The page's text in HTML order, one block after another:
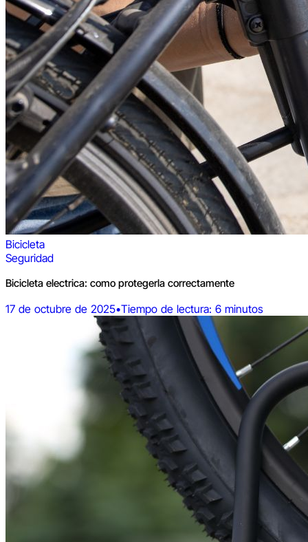
Bicicleta
Seguridad
Bicicleta electrica: como protegerla correctamente
17 de octubre de 2025•Tiempo de lectura: 6 minutos